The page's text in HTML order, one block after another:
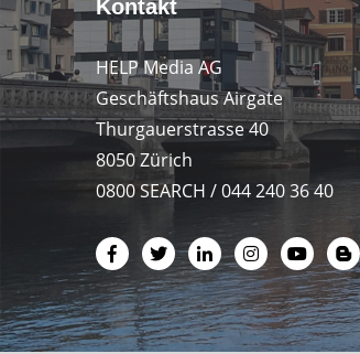
Kontakt
HELP Media AG
Geschäftshaus Airgate
Thurgauerstrasse 40
8050 Zürich
0800 SEARCH / 044 240 36 40